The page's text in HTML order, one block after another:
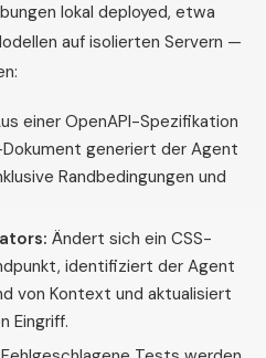
lokal deployed, etwa
auf isolierten Servern —
einer OpenAPI-Spezifikation
generiert der Agent
Randbedingungen und
Ändert sich ein CSS-
identifiziert der Agent
von Kontext und aktualisiert
Eingriff.